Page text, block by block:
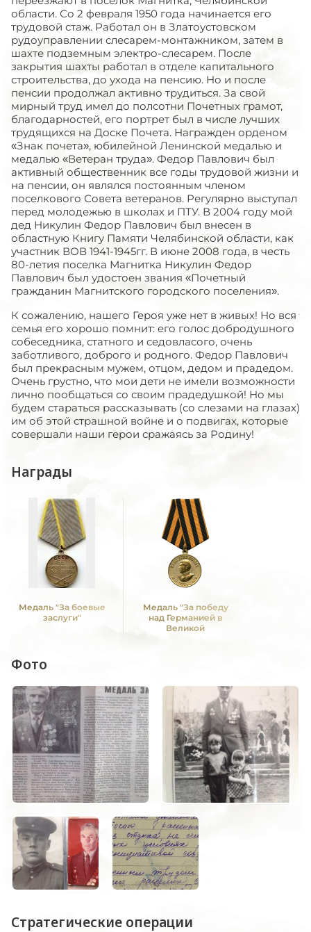
области. Со 2 февраля 1950 года начинается его
трудовой стаж. Работал он в Златоустовском
рудоуправлении слесарем-монтажником, затем в
шахте подземным электро-слесарем. После
закрытия шахты работал в отделе капитального
строительства, до ухода на пенсию. Но и после
пенсии продолжал активно трудиться. За свой
мирный труд имел до полсотни Почетных грамот,
благодарностей, его портрет был в числе лучших
трудящихся на Доске Почета. Награжден орденом
«Знак почета», юбилейной Ленинской медалью и
медалью «Ветеран труда». Федор Павлович был
активный общественник все годы трудовой жизни и
на пенсии, он являлся постоянным членом
поселкового Совета ветеранов. Регулярно выступал
перед молодежью в школах и ПТУ. В 2004 году мой
дед Никулин Федор Павлович был внесен в
областную Книгу Памяти Челябинской области, как
участник ВОВ 1941-1945гг. В июне 2008 года, в честь
80-летия поселка Магнитка Никулин Федор
Павлович был удостоен звания «Почетный
гражданин Магнитского городского поселения».
К сожалению, нашего Героя уже нет в живых! Но вся
семья его хорошо помнит: его голос добродушного
собеседника, статного и седовласого, очень
заботливого, доброго и родного. Федор Павлович
был прекрасным мужем, отцом, дедом и прадедом.
Очень грустно, что мои дети не имели возможности
лично пообщаться со своим прадедушкой! Но мы
будем стараться рассказывать (со слезами на глазах)
им об этой страшной войне и о подвигах, которые
совершали наши герои сражаясь за Родину!
Награды
Медаль "За боевые
заслуги"
Медаль "За победу
над Германией в
Великой
Фото
Стратегические операции